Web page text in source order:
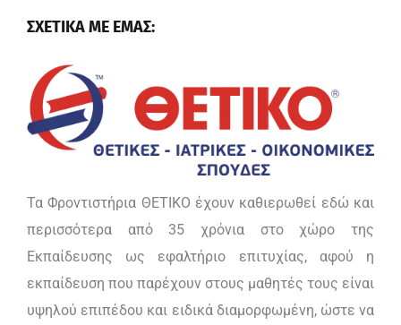
ΣΧΕΤΙΚΑ ΜΕ ΕΜΑΣ:
Τα Φροντιστήρια ΘΕΤΙΚΟ έχουν καθιερωθεί εδώ και
περισσότερα από 35 χρόνια στο χώρο της
Εκπαίδευσης ως εφαλτήριο επιτυχίας, αφού η
εκπαίδευση που παρέχουν στους μαθητές τους είναι
υψηλού επιπέδου και ειδικά διαμορφωμένη, ώστε να